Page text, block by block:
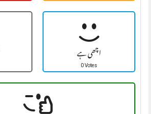
اچھی ہے
0 Votes